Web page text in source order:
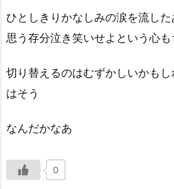
ひとしきりかなしみの涙を流し
思う存分泣き笑いせよという心
切り替えるのはむずかしいかも
はそう
なんだかなあ
0